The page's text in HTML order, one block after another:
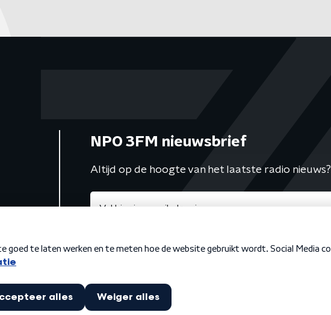
NPO 3FM nieuwsbrief
Altijd op de hoogte van het laatste radio nieuws?